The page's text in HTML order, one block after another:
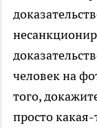
человек на
того,
просто